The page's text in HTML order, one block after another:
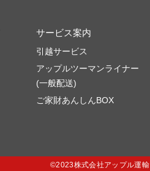
サービス案内
引越サービス
アップルツーマンライナー
(一般配送)
ご家財あんしんBOX
©2023株式会社アップル運輸